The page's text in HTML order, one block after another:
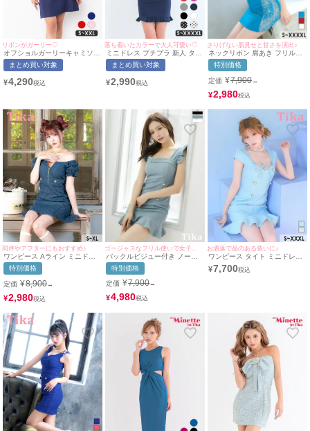
リボンがガーリー♡
オフショルガーリーキャミソー
ルリボンワンカラーフレアミニ
ドレス(Sサイズ～XXLサイズ)
[myMinette/マイミネット]
まとめ買い対象
¥4,290
落ち着いたカラーで大人可愛い♡
ミニドレス プチプラ 新人 タイ
ト ワンピース ノースリーブ 低
身長 胸元隠し 背中魅せ スクエ
ラー フリル袖 ネイビー キャバ
まとめ買い対象
¥2,990
さりげない肌見せと甘さを演出♪
ネックリボン 肩あき フリル袖
カットアウト ヌーディーレー
ス ストレッチ タイトミニドレ
ス (Sサイズ～XXXXLサイズ)
(黒嵜菜々子/キャバドレス着用)
[Tika/ティカ]
特別価格
定価 ¥7,900→
¥2,980
同伴やアフターにもおすすめ♪
ワンピース Aライン ミニドレ
ス 谷間 オフショルダー ジップ
チェック柄 デニム パフスリー
ブ サイドベルト バストカット
同伴 キャバドレス (戦慄かなの
着用)
特別価格
定価 ¥8,900→
¥2,980
ゴージャスなフリル使いで女子力UP♪
バックルビジュー付き ノース
リーブ ブリル袖 ダブルボタン
デザイン 裾フリル ワンカラー
タイトミニドレス (Sサイズ～L
サイズ) (せいせい/キャバドレ
ス着用) [Tika/ティカ]
特別価格
定価 ¥7,900→
¥4,980
お洒落で品のある装いに♪
ワンピース タイト ミニドレス
谷間 大きいサイズ シンプル 大
人 上品 ツイード 半袖 ブラジ
¥7,700